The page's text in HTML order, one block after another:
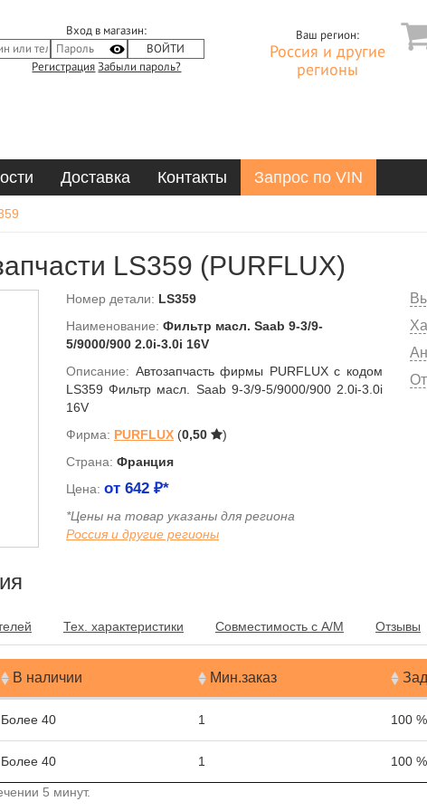
Вход в магазин:
Регистрация Забыли пароль?
Ваш регион:
Россия и другие
регионы
Доставка Контакты Запрос по VIN
LS359 (PURFLUX)
Номер детали: LS359
Наименование: Фильтр масл. Saab 9-3/9-
5/9000/900 2.0i-3.0i 16V
Описание: Автозапчасть фирмы PURFLUX с кодом
LS359 Фильтр масл. Saab 9-3/9-5/9000/900 2.0i-3.0i
16V
Фирма: PURFLUX (0,50
)
Страна: Франция
Цена: от 642 ₽*
*Цены на товар указаны для региона
Россия и другие регионы
Тех. характеристики Совместимость с А/М Отзывы
В наличии Мин.заказ
Более 40 1 100 %
Более 40 1 100 %
5 минут.